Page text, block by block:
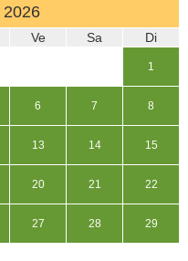
2026
Ve Sa Di
1
6 7 8
13 14 15
20 21 22
27 28 29